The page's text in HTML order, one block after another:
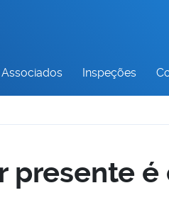
Associados Inspeções
presente é